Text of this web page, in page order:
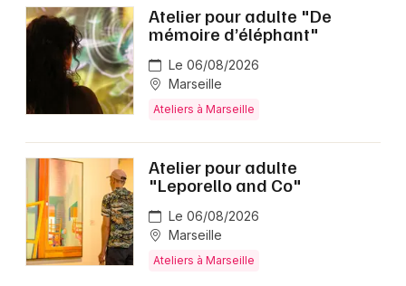
Atelier pour adulte "De
mémoire d’éléphant"
Le 06/08/2026
Marseille
Ateliers à Marseille
Atelier pour adulte
"Leporello and Co"
Le 06/08/2026
Marseille
Ateliers à Marseille